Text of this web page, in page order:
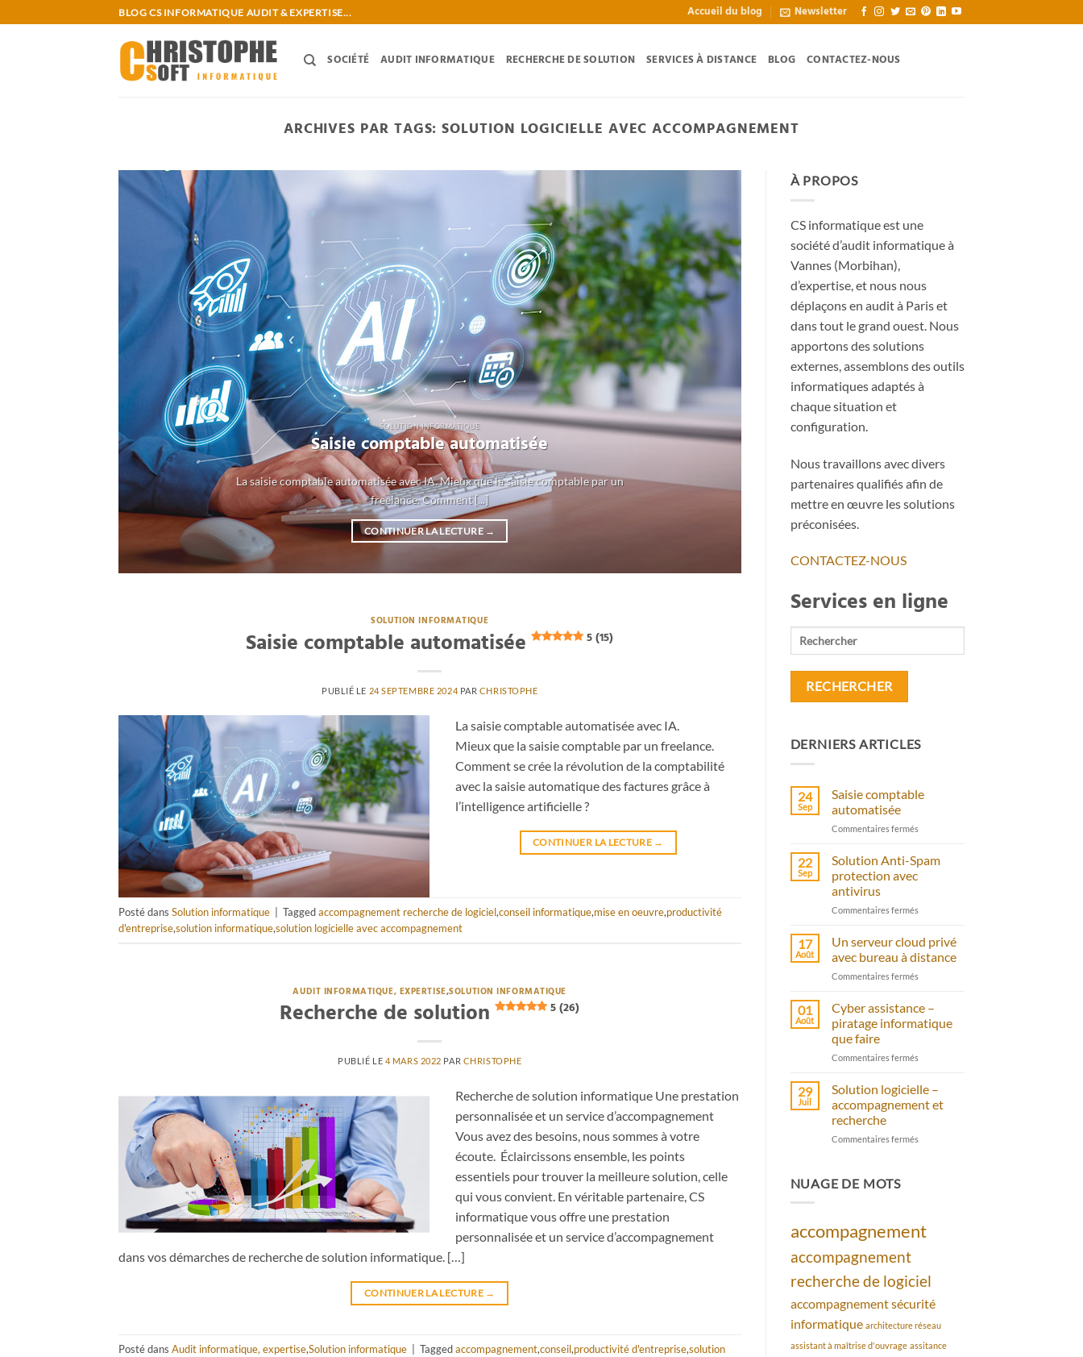
au
BLOG CS INFORMATIQUE AUDIT & EXPERTISE... Accueil du blog Newsletter
SOCIÉTÉ AUDIT INFORMATIQUE RECHERCHE DE SOLUTION SERVICES À DISTANCE BLOG CONTACTEZ-NOUS
ARCHIVES PAR TAGS:SOLUTION LOGICIELLE AVEC ACCOMPAGNEMENT
SOLUTION INFORMATIQUE
Saisie comptable automatisée
La saisie comptable automatisée avec IA. Mieux que la saisie comptable par un
freelance. Comment [...]
CONTINUER LA LECTURE →
La solution anti-spam Mailinblack vous protège
SOLUTION INFORMATIQUE
Saisie comptable automatisée 5 (15)
PUBLIÉ LE 24 SEPTEMBRE 2024 PAR CHRISTOPHE
La saisie comptable automatisée avec IA.
Mieux que la saisie comptable par un freelance.
Comment se crée la révolution de la comptabilité
avec la saisie automatique des factures grâce à
l’intelligence artificielle ?
CONTINUER LA LECTURE →
Posté dans Solution informatique Taggedaccompagnement recherche de logiciel,conseil informatique,mise en oeuvre,productivité
d'entreprise,solution informatique,solution logicielle avec accompagnement
AUDIT INFORMATIQUE, EXPERTISE,SOLUTION INFORMATIQUE
Recherche de solution 5 (26)
PUBLIÉ LE 4 MARS 2022 PAR CHRISTOPHE
Recherche de solution informatique Une prestation
personnalisée et un service d’accompagnement
Vous avez des besoins, nous sommes à votre
écoute. Éclaircissons ensemble, les points
essentiels pour trouver la meilleure solution, celle
qui vous convient. En véritable partenaire, CS
informatique vous offre une prestation
personnalisée et un service d’accompagnement
dans vos démarches de recherche de solution informatique. […]
CONTINUER LA LECTURE →
Posté dans Audit informatique, expertise,Solution informatique | Taggedaccompagnement,conseil,productivité d'entreprise,solution
À PROPOS
CS informatique est une
société d’audit informatique à
Vannes (Morbihan),
d’expertise, et nous nous
déplaçons en audit à Paris et
dans tout le grand ouest. Nous
apportons des solutions
externes, assemblons des outils
informatiques adaptés à
chaque situation et
configuration.
Nous travaillons avec divers
partenaires qualifiés afin de
mettre en œuvre les solutions
préconisées.
CONTACTEZ-NOUS
Services en ligne
Rechercher
DERNIERS ARTICLES
24
Sep
Saisie comptable
automatisée
Commentaires ferméssur
automatisée
22
Sep
Solution Anti-Spam
protection avec
antivirus
Commentaires ferméssur
Anti-
Spam
protection
avec
17
Août
Un serveur cloud privé
avec bureau à distance
Commentaires ferméssur
cloud
privé
bureau
distance
01
Août
Cyber assistance –
piratage informatique
que faire
Commentaires ferméssur
assistance
–
piratage
que
29
Juil
Solution logicielle –
accompagnement et
recherche
Commentaires ferméssur
NUAGE DE MOTS
accompagnement
accompagnement
recherche de logiciel
accompagnement sécurité
informatique architecture réseau
assistant à maîtrise d'ouvrage assitance